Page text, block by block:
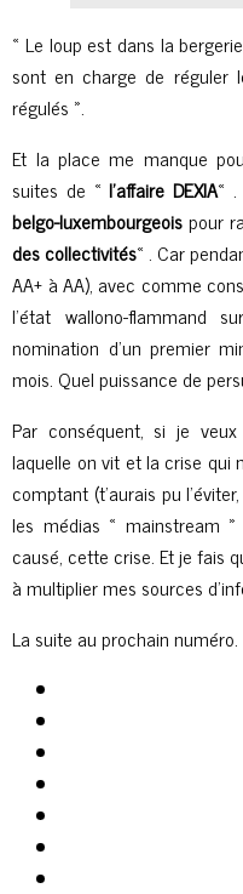
« Le loup est dans la
sont en charge de réguler
régulés ».
Et la place me manque
suites de «l’affaire DEXIA«
belgo-luxembourgeoispour
des collectivités« . Car
AA+ à AA), avec comme
l’état wallono-flammand
nomination d’un premier
mois. Quel puissance de
Par conséquent, si je
laquelle on vit et la crise qui
comptant (t’aurais pu
les médias « mainstream
causé, cette crise. Et je fais
à multiplier mes sources
La suite au prochain numéro.